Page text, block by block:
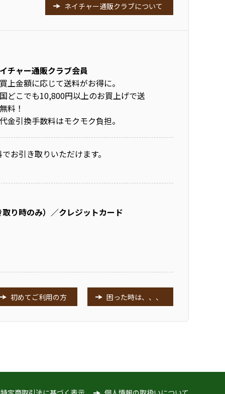
ネイチャー通販クラブについて
チャー通販クラブ会員
上金額に応じて送料がお得に。
どこでも10,800円以上のお買上げで送
料！
代金引換手数料はモクモク負担。
お引き取りいただけます。
り時のみ）／クレジットカード
初めてご利用の方 困った時は、、、